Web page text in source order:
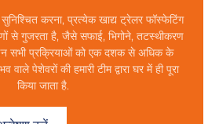
करना, प्रत्येक खाद्य ट्रेलर फॉस्फेटिंग
से गुजरता है, जैसे सफाई, भिगोने, तटस्थीकरण
सभी प्रक्रियाओं को एक दशक से अधिक के
वाले पेशेवरों की हमारी टीम द्वारा घर में ही पूरा
किया जाता है.